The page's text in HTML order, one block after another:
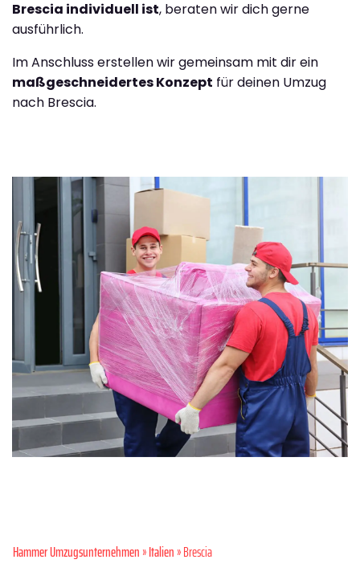
Brescia individuell ist, beraten wir dich gerne
ausführlich.
Im Anschluss erstellen wir gemeinsam mit dir ein
maßgeschneidertes Konzept für deinen Umzug
nach Brescia.
Hammer Umzugsunternehmen»Italien» Brescia